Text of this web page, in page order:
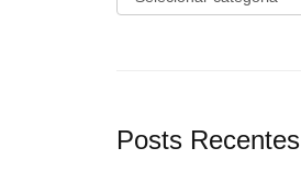
Posts Recentes